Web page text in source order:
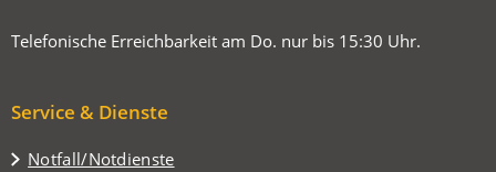
Telefonische Erreichbarkeit am Do. nur bis 15:30 Uhr.
Service & Dienste
Notfall/Notdienste